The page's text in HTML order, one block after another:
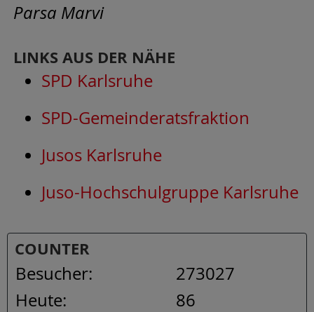
Parsa Marvi
LINKS AUS DER NÄHE
SPD Karlsruhe
SPD-Gemeinderatsfraktion
Jusos Karlsruhe
Juso-Hochschulgruppe Karlsruhe
COUNTER
Besucher:
273027
Heute:
86